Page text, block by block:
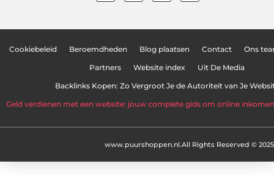
Cookiebeleid Beroemdheden Blog plaatsen Contact Ons
Partners Website index Uit De Media
Backlinks Kopen: Zo Vergroot Je de Autoriteit van Je
Geld verdienen met een website: jouw complete gids om online
All Rights Reserved © 2025
www.puurshoppen.nl.